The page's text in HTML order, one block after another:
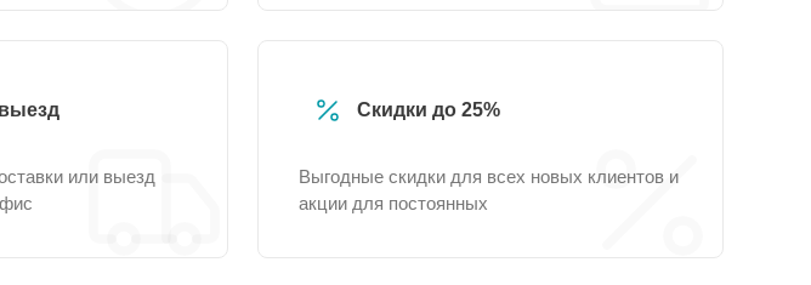
или выезд
Скидки до 25%
Выгодные скидки для всех новых клиентов и
акции для постоянных